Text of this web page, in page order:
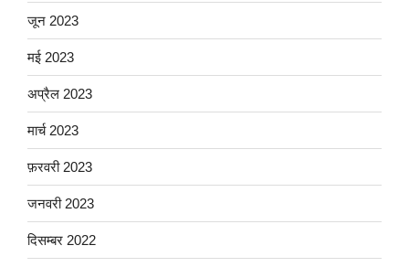
जून 2023
मई 2023
अप्रैल 2023
मार्च 2023
फ़रवरी 2023
जनवरी 2023
दिसम्बर 2022